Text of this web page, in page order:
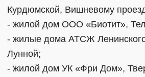
Курдюмской, Вишневому
- жилой дом ООО «Биотит»,
- жилые дома АТСЖ
Лунной;
- жилой дом УК «Фри Дом»,